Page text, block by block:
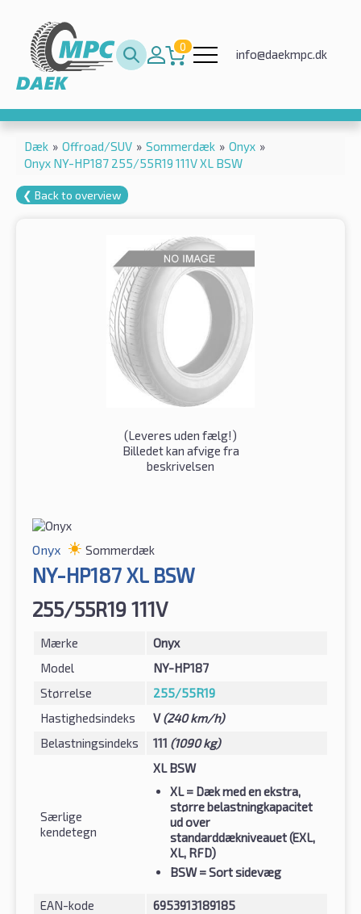
0
info@daekmpc.dk
Dæk » Offroad/SUV » Sommerdæk » Onyx »
Onyx NY-HP187 255/55R19 111V XL BSW
❮ Back to overview
(Leveres uden fælg!)
Billedet kan afvige fra
beskrivelsen
Onyx Sommerdæk
NY-HP187 XL BSW
255/55R19 111V
Mærke
Onyx
Model
NY-HP187
Størrelse
255/55R19
Hastighedsindeks
V(240 km/h)
Belastningsindeks
111 (1090 kg)
Særlige
kendetegn
XL BSW
XL= Dæk med en ekstra,
større belastningkapacitet
ud over
standarddækniveauet (EXL,
XL, RFD)
BSW= Sort sidevæg
EAN-kode 6953913189185